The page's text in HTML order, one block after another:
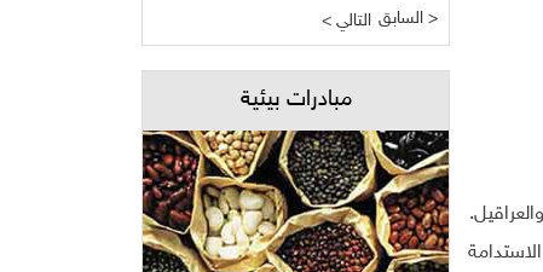
< التالي السابق >
مبادرات بيئية